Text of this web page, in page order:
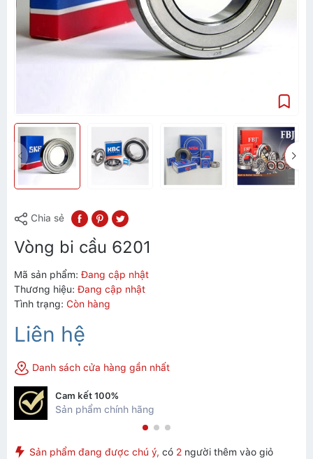
Chia sẻ
Vòng bi cầu 6201
Mã sản phẩm: Đang cập nhật
Thương hiệu: Đang cập nhật
Tình trạng: Còn hàng
Liên hệ
Danh sách cửa hàng gần nhất
Cam kết 100%
Sản phẩm chính hãng
Sản phẩm đang được chú ý, có 2 người thêm vào giỏ